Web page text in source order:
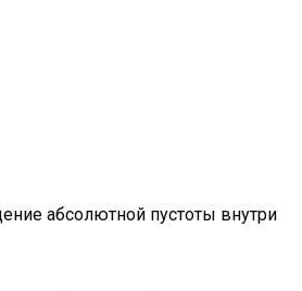
абсолютной пустоты внутри